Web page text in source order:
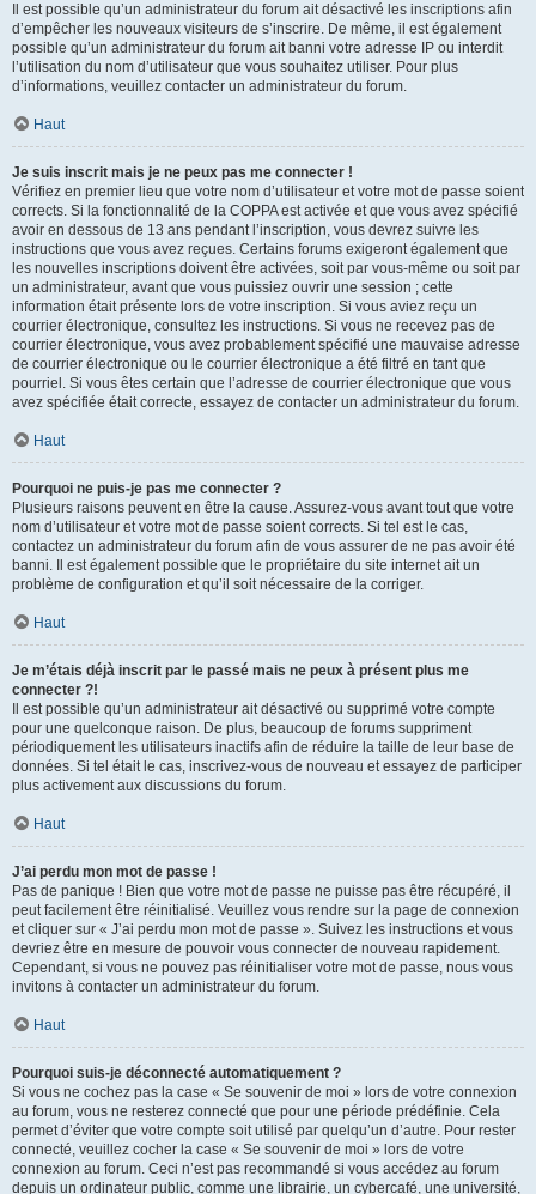
Il est possible qu’un administrateur du forum ait désactivé les inscriptions afin
d’empêcher les nouveaux visiteurs de s’inscrire. De même, il est également
possible qu’un administrateur du forum ait banni votre adresse IP ou interdit
l’utilisation du nom d’utilisateur que vous souhaitez utiliser. Pour plus
d’informations, veuillez contacter un administrateur du forum.
Haut
Je suis inscrit mais je ne peux pas me connecter !
Vérifiez en premier lieu que votre nom d’utilisateur et votre mot de passe soient
corrects. Si la fonctionnalité de la COPPA est activée et que vous avez spécifié
avoir en dessous de 13 ans pendant l’inscription, vous devrez suivre les
instructions que vous avez reçues. Certains forums exigeront également que
les nouvelles inscriptions doivent être activées, soit par vous-même ou soit par
un administrateur, avant que vous puissiez ouvrir une session ; cette
information était présente lors de votre inscription. Si vous aviez reçu un
courrier électronique, consultez les instructions. Si vous ne recevez pas de
courrier électronique, vous avez probablement spécifié une mauvaise adresse
de courrier électronique ou le courrier électronique a été filtré en tant que
pourriel. Si vous êtes certain que l’adresse de courrier électronique que vous
avez spécifiée était correcte, essayez de contacter un administrateur du forum.
Haut
Pourquoi ne puis-je pas me connecter ?
Plusieurs raisons peuvent en être la cause. Assurez-vous avant tout que votre
nom d’utilisateur et votre mot de passe soient corrects. Si tel est le cas,
contactez un administrateur du forum afin de vous assurer de ne pas avoir été
banni. Il est également possible que le propriétaire du site internet ait un
problème de configuration et qu’il soit nécessaire de la corriger.
Haut
Je m’étais déjà inscrit par le passé mais ne peux à présent plus me
connecter ?!
Il est possible qu’un administrateur ait désactivé ou supprimé votre compte
pour une quelconque raison. De plus, beaucoup de forums suppriment
périodiquement les utilisateurs inactifs afin de réduire la taille de leur base de
données. Si tel était le cas, inscrivez-vous de nouveau et essayez de participer
plus activement aux discussions du forum.
Haut
J’ai perdu mon mot de passe !
Pas de panique ! Bien que votre mot de passe ne puisse pas être récupéré, il
peut facilement être réinitialisé. Veuillez vous rendre sur la page de connexion
et cliquer sur « J’ai perdu mon mot de passe ». Suivez les instructions et vous
devriez être en mesure de pouvoir vous connecter de nouveau rapidement.
Cependant, si vous ne pouvez pas réinitialiser votre mot de passe, nous vous
invitons à contacter un administrateur du forum.
Haut
Pourquoi suis-je déconnecté automatiquement ?
Si vous ne cochez pas la case « Se souvenir de moi » lors de votre connexion
au forum, vous ne resterez connecté que pour une période prédéfinie. Cela
permet d’éviter que votre compte soit utilisé par quelqu’un d’autre. Pour rester
connecté, veuillez cocher la case « Se souvenir de moi » lors de votre
connexion au forum. Ceci n’est pas recommandé si vous accédez au forum
depuis un ordinateur public, comme une librairie, un cybercafé, une université,